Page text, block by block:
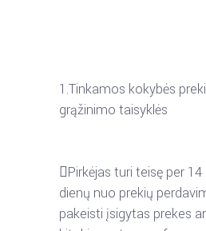
1.Tinkamos kokybės
grąžinimo taisyklės
Pirkėjas turi teisę per 14
dienų nuo prekių
pakeisti įsigytas prekes